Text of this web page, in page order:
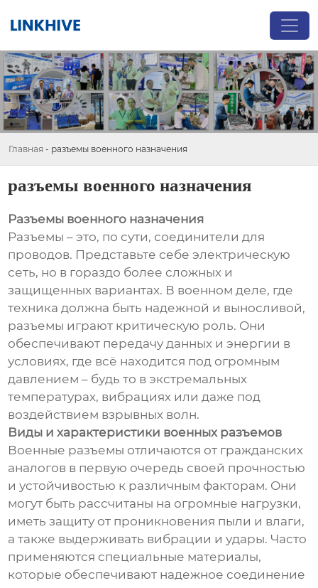
Главная - разъемы военного назначения
разъемы военного назначения
Разъемы военного назначения
Разъемы – это, по сути, соединители для
проводов. Представьте себе электрическую
сеть, но в гораздо более сложных и
защищенных вариантах. В военном деле, где
техника должна быть надежной и выносливой,
разъемы играют критическую роль. Они
обеспечивают передачу данных и энергии в
условиях, где всё находится под огромным
давлением – будь то в экстремальных
температурах, вибрациях или даже под
воздействием взрывных волн.
Виды и характеристики военных разъемов
Военные разъемы отличаются от гражданских
аналогов в первую очередь своей прочностью
и устойчивостью к различным факторам. Они
могут быть рассчитаны на огромные нагрузки,
иметь защиту от проникновения пыли и влаги,
а также выдерживать вибрации и удары. Часто
применяются специальные материалы,
которые обеспечивают надежное соединение